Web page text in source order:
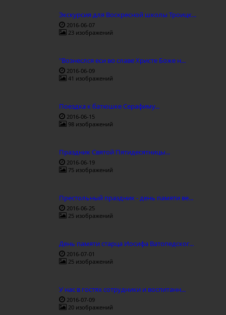
Экскурсия для Воскресной школы Троицк...
2016-06-07
23 изображений
"Вознеслся еси во славе Христе Боже н...
2016-06-09
41 изображений
Поездка к батюшке Серафиму...
2016-06-15
98 изображений
Праздник Святой Пятидесятницы...
2016-06-19
75 изображений
Престольный праздник - день памяти ве...
2016-06-25
25 изображений
День памяти старца Иосифа Ватопедског...
2016-07-01
25 изображений
У нас в гостях сотрудники и воспитанн...
2016-07-09
20 изображений